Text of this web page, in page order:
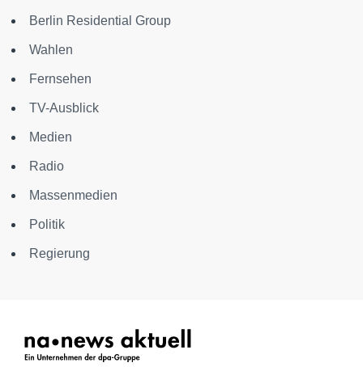
Berlin Residential Group
Wahlen
Fernsehen
TV-Ausblick
Medien
Radio
Massenmedien
Politik
Regierung